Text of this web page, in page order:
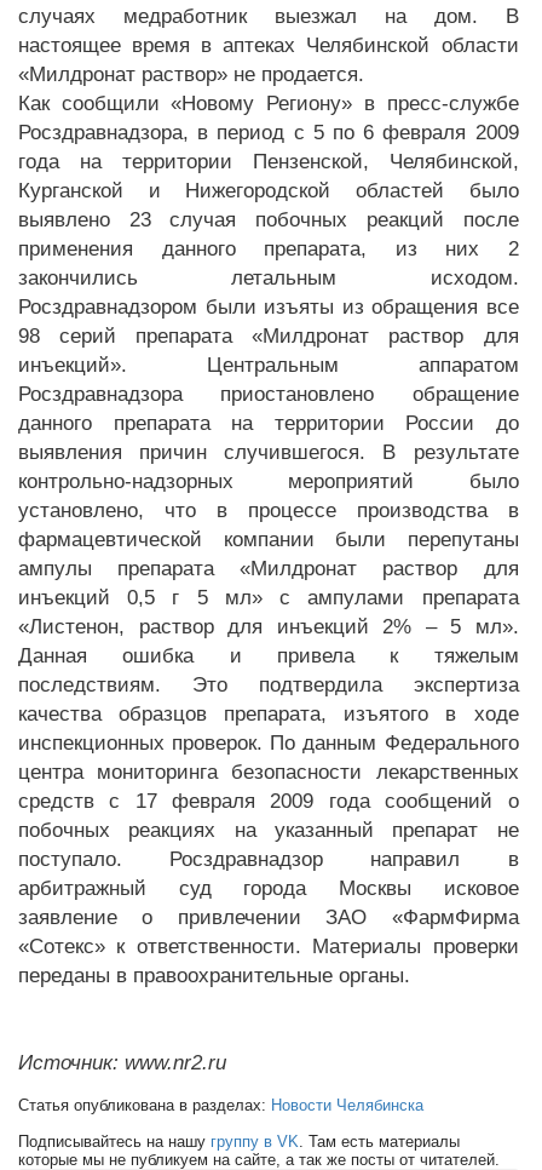
случаях медработник выезжал на дом. В
настоящее время в аптеках Челябинской области
«Милдронат раствор» не продается.
Как сообщили «Новому Региону» в пресс-службе
Росздравнадзора, в период с 5 по 6 февраля 2009
года на территории Пензенской, Челябинской,
Курганской и Нижегородской областей было
выявлено 23 случая побочных реакций после
применения данного препарата, из них 2
закончились летальным исходом.
Росздравнадзором были изъяты из обращения все
98 серий препарата «Милдронат раствор для
инъекций». Центральным аппаратом
Росздравнадзора приостановлено обращение
данного препарата на территории России до
выявления причин случившегося. В результате
контрольно-надзорных мероприятий было
установлено, что в процессе производства в
фармацевтической компании были перепутаны
ампулы препарата «Милдронат раствор для
инъекций 0,5 г 5 мл» с ампулами препарата
«Листенон, раствор для инъекций 2% – 5 мл».
Данная ошибка и привела к тяжелым
последствиям. Это подтвердила экспертиза
качества образцов препарата, изъятого в ходе
инспекционных проверок. По данным Федерального
центра мониторинга безопасности лекарственных
средств с 17 февраля 2009 года сообщений о
побочных реакциях на указанный препарат не
поступало. Росздравнадзор направил в
арбитражный суд города Москвы исковое
заявление о привлечении ЗАО «ФармФирма
«Сотекс» к ответственности. Материалы проверки
переданы в правоохранительные органы.
Источник: www.nr2.ru
Статья опубликована в разделах: Новости Челябинска
Подписывайтесь на нашу группу в VK. Там есть материалы
которые мы не публикуем на сайте, а так же посты от читателей.